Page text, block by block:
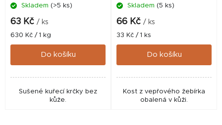
Skladem (>5 ks)
63 Kč / ks
Měrná
cena:
630 Kč / 1 kg
Do košíku
Sušené kuřecí krčky bez
kůže.
Skladem (5 ks)
66 Kč / ks
Měrná
cena:
33 Kč / 1 ks
Do košíku
Kost z vepřového žebírka
obalená v kůži.